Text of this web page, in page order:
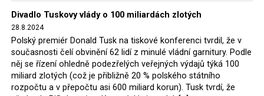
Hołownia, přímo řekli, že by se polská vláda měla
tomuto rozhodnutí podřídit.
Rozhodnutí polského ministra spravedlnosti jistě potěší
německé, české a polské ekology, ale i těžaře. Je těžké si
představit, že by o takové věci rozhodoval sám ministr
Divadlo Tuskovy vlády o 100 miliardách zlotých
28.8.2024
Polský premiér Donald Tusk na tiskové konferenci tvrdil, že v
současnosti čelí obvinění 62 lidí z minulé vládní garnitury. Podle
něj se řízení ohledně podezřelých veřejných výdajů týká 100
miliard zlotých (což je přibližně 20 % polského státního
rozpočtu a v přepočtu asi 600 miliard korun). Tusk tvrdí, že